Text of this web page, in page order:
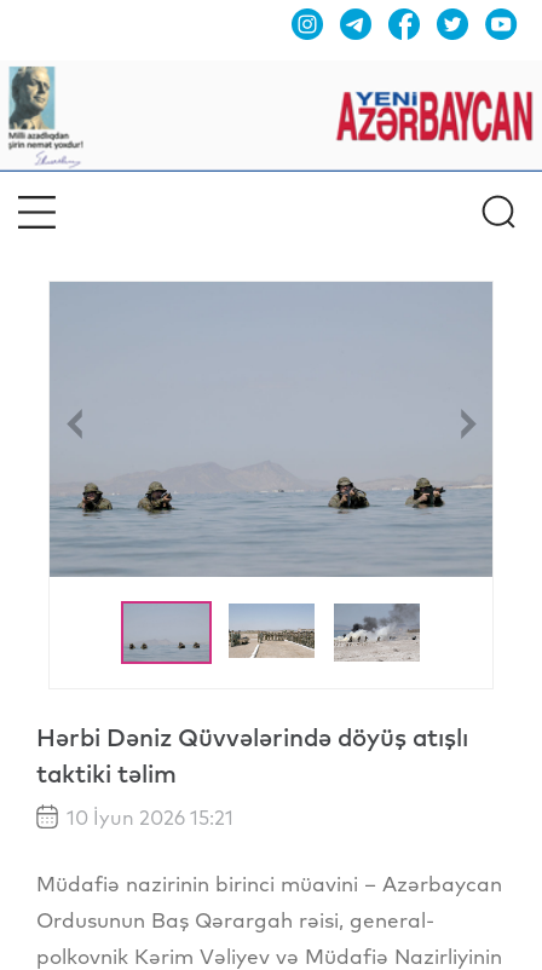
Hərbi Dəniz Qüvvələrində döyüş atışlı
taktiki təlim
10 İyun 2026 15:21
Müdafiə nazirinin birinci müavini – Azərbaycan
Ordusunun Baş Qərargah rəisi, general-
polkovnik Kərim Vəliyev və Müdafiə Nazirliyinin